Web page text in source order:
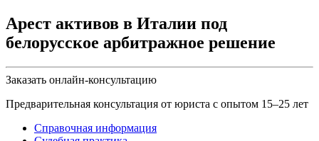
Арест активов в Италии под
белорусское арбитражное решение
Заказать онлайн-консультацию
Предварительная консультация от юриста с опытом 15–25 лет
Справочная информация